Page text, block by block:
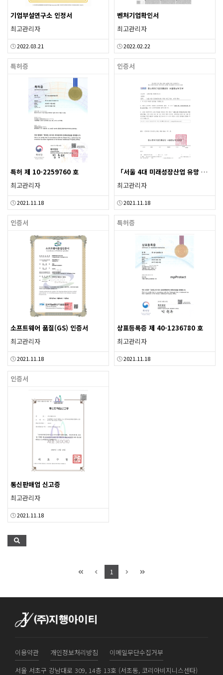
기업부설연구소 인정서
최고관리자
2022.03.21
벤처기업확인서
최고관리자
2022.02.22
특허증
특허 제 10-2259760 호
최고관리자
2021.11.18
인증서
「서울 4대 미래성장산업 유망 선도기업」선정 통보
최고관리자
2021.11.18
인증서
소프트웨어 품질(GS) 인증서
최고관리자
2021.11.18
특허증
상표등록증 제 40-1236780 호
최고관리자
2021.11.18
인증서
통신판매업 신고증
최고관리자
2021.11.18
1
이용약관 개인정보처리방침
이메일무단수집거부
서울 서초구 강남대로 309, 14층 13호 (서초동, 코리아비지니스센타)